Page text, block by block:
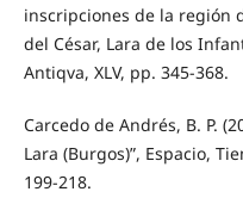
inscripciones de la región
del César, Lara de los
Antiqva, XLV, pp. 345-368.
Carcedo de Andrés, B. P.
Lara (Burgos)”, Espacio,
199-218.